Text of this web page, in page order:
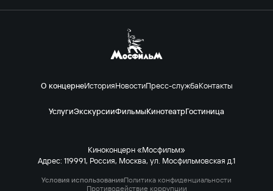
О концернеИсторияНовостиПресс-службаКонтакты
УслугиЭкскурсииФильмыКинотеатрГостиница
Киноконцерн «Мосфильм»
Адрес: 119991, Россия, Москва, ул. Мосфильмовская д.1
Условия использованияПолитика конфиденциальности
Противодействие коррупции